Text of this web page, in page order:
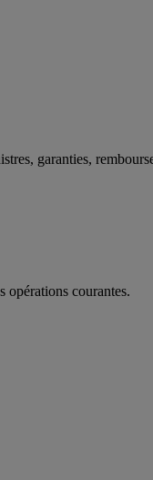
garanties,
opérations courantes.